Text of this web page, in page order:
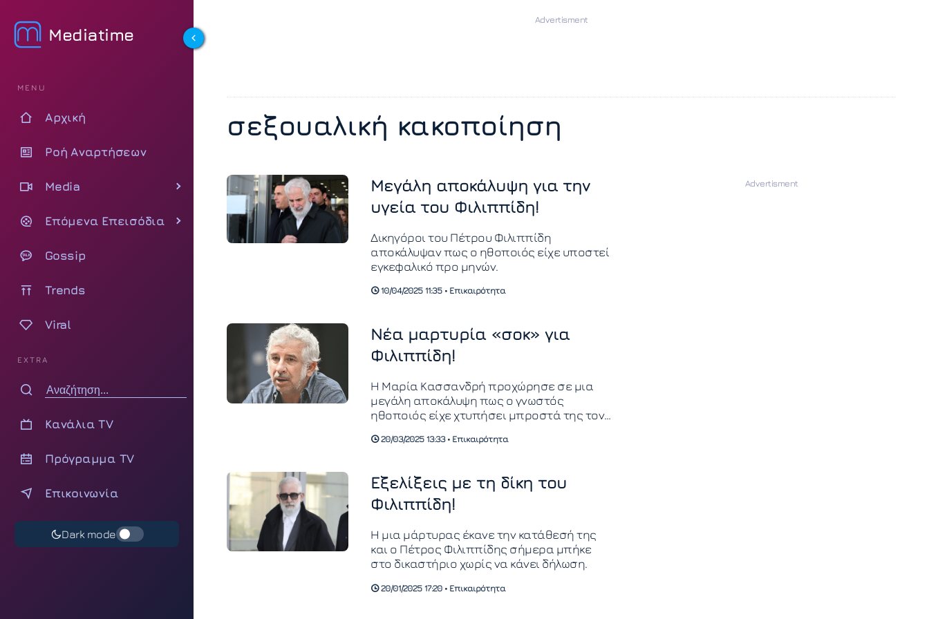
Mediatime
MENU
Αρχική
Ροή Αναρτήσεων
Media
Επόμενα Επεισόδια
Gossip
Trends
Viral
EXTRA
Κανάλια TV
Πρόγραμμα TV
Επικοινωνία
Dark mode
σεξουαλική κακοποίηση
Μεγάλη αποκάλυψη για την
υγεία του Φιλιππίδη!
Δικηγόροι του Πέτρου Φιλιππίδη
αποκάλυψαν πως ο ηθοποιός είχε υποστεί
εγκεφαλικό προ μηνών.
10/04/2025 11:35 • Επικαιρότητα
Νέα μαρτυρία «σοκ» για
Φιλιππίδη!
Η Μαρία Κασσανδρή προχώρησε σε μια
μεγάλη αποκάλυψη πως ο γνωστός
ηθοποιός είχε χτυπήσει μπροστά της τον
20/03/2025 13:33 • Επικαιρότητα
Εξελίξεις με τη δίκη του
Φιλιππίδη!
Η μια μάρτυρας έκανε την κατάθεσή της
και ο Πέτρος Φιλιππίδης σήμερα μπήκε
στο δικαστήριο χωρίς να κάνει δήλωση.
20/01/2025 17:20 • Επικαιρότητα